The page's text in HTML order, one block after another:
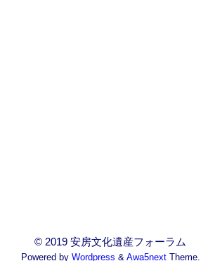
© 2019 安房文化遺産フォーラム
Powered by Wordpress & Awa5nextTheme.